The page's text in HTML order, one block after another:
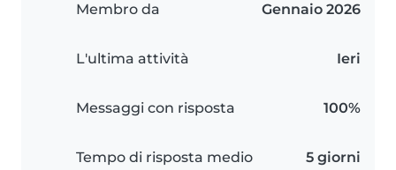
Membro da Gennaio 2026
L'ultima attività Ieri
Messaggi con risposta 100%
Tempo di risposta medio 5 giorni